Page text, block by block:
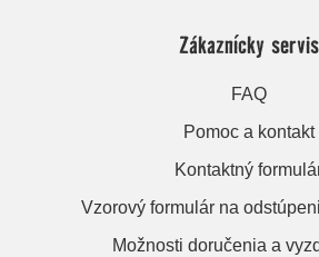
Zákaznícky servis
FAQ
Pomoc a kontakt
Kontaktný
Vzorový formulár na
Možnosti doručenia a